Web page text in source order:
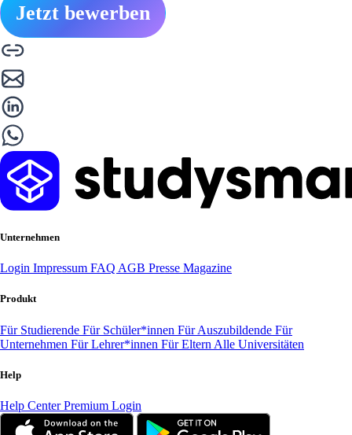
Jetzt bewerben
Unternehmen
Login Impressum FAQ AGB Presse Magazine
Produkt
Für Studierende Für Schüler*innen Für Auszubildende Für
Unternehmen Für Lehrer*innen Für Eltern Alle Universitäten
Help
Help CenterPremium Login